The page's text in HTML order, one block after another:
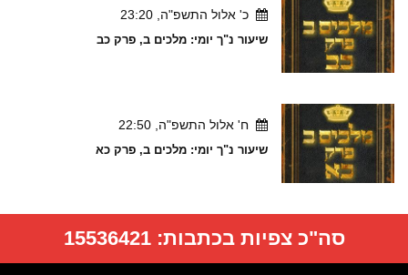
כ' אלול התשפ"ה, 23:20
שיעור נ"ך יומי: מלכים ב, פרק כב
ח' אלול התשפ"ה, 22:50
שיעור נ"ך יומי: מלכים ב, פרק כא
סה"כ צפיות בכתבות:15536421